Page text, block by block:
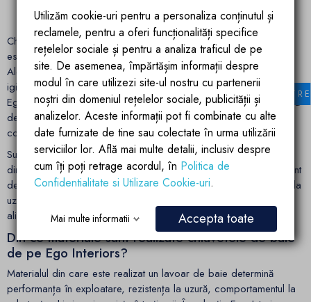
2 3 Urmatorul

Chiuvetele și lavoarele de baie reprezintă elemente sanitare
esențiale, cu rol funcțional și estetic în amenajarea spațiului.
Alegerea corectă influențează ergonomia utilizării, eficiența
igienizării și integrarea în designul general al băii. În portofoliul
Ego Interiors, colecția de lavoare de baie acoperă o gamă largă
de configurații și dimensiuni, adecvate atât pentru băi de serviciu
compacte, cât și pentru băi principale spațioase.
Sunt disponibile lavoare stative, suspendate și pe blat, realizate
din materiale ceramice și compozite cu finisaje premium. Indiferent
de configurație, un model de pe site-ul nostru asigură rezistență la
uzură, stabilitate dimensională și o estetică aparte, coerentă și
aliniată standardelor actuale de design interior.
Din ce materiale sunt realizate chiuvetele de baie
de pe Ego Interiors?
Materialul din care este realizat un lavoar de baie determină
performanța în exploatare, rezistența la uzură, comportamentul la
Utilizăm cookie-uri pentru a personaliza conținutul și
reclamele, pentru a oferi funcționalități specifice
rețelelor sociale și pentru a analiza traficul de pe
site. De asemenea, împărtășim informații despre
modul în care utilizezi site-ul nostru cu partenerii
noștri din domeniul rețelelor sociale, publicității și
analizelor. Aceste informații pot fi combinate cu alte
date furnizate de tine sau colectate în urma utilizării
serviciilor lor. Află mai multe detalii, inclusiv despre
cum îți poți retrage acordul, în Politica de
Confidentialitate si Utilizare Cookie-uri.
Mai multe informatii Accepta toate
FILTRE